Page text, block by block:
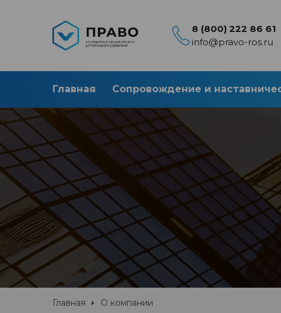
8 (800) 222 86 61
info@pravo-ros.ru
Главная Сопровождение и
Главная О компании